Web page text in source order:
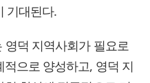
기대된다.
영덕 지역사회가 필요로
으로 양성하고, 영덕 지